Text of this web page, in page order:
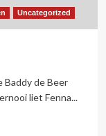
Uncategorized
Baddy de Beer
liet Fenna...